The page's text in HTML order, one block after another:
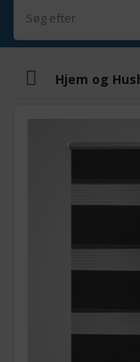
Hjem og